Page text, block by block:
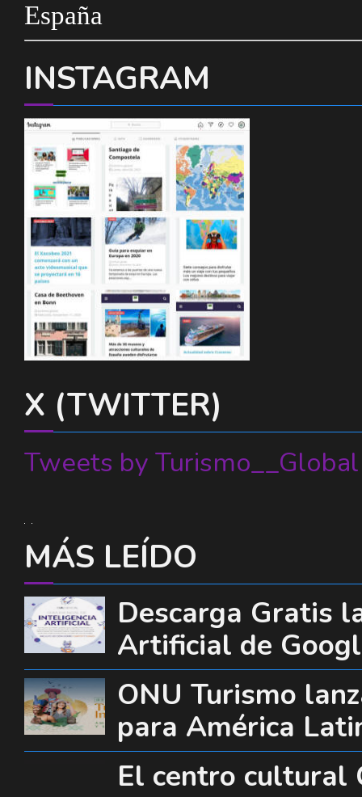
España
INSTAGRAM
X (TWITTER)
Tweets by Turismo__Global
MÁS LEÍDO
Descarga Gratis
Artificial de
ONU Turismo
para América
El centro cultural